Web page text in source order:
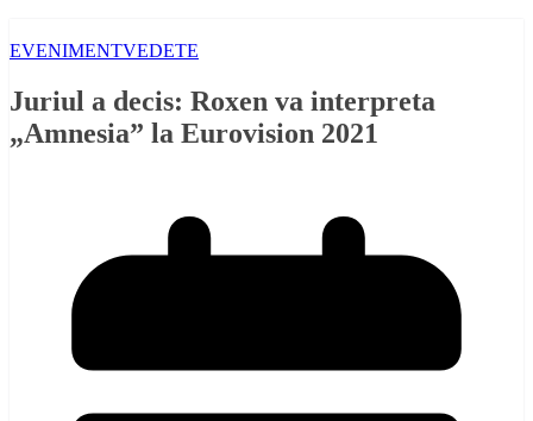
EVENIMENTVEDETE
Juriul a decis: Roxen va interpreta
„Amnesia” la Eurovision 2021